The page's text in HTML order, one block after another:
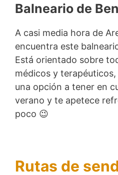
Balneario de
A casi media hora de
encuentra este
Está orientado sobre
médicos y
una opción a tener en
verano y te apetece
poco 😉
Rutas de